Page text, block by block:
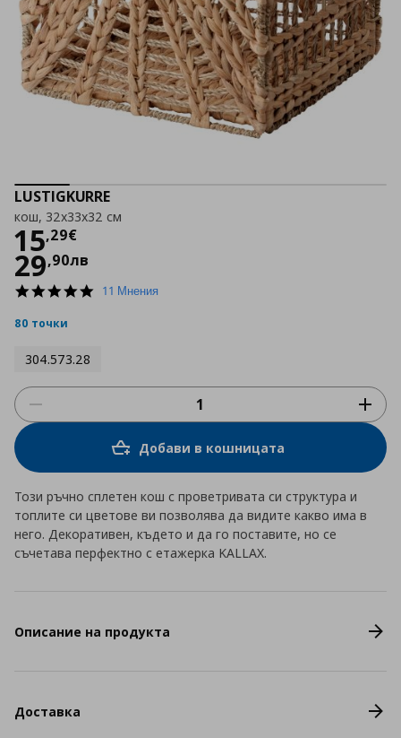
LUSTIGKURRE
кош, 32x33x32 см
15,29€
Цена
29,90лв
4.9
11 Мнения
80 точки
304.573.28
Добави в кошницата
Този ръчно сплетен кош с проветривата си структура и
топлите си цветове ви позволява да видите какво има в
него. Декоративен, където и да го поставите, но се
съчетава перфектно с етажерка KALLAX.
Описание на продукта
Доставка